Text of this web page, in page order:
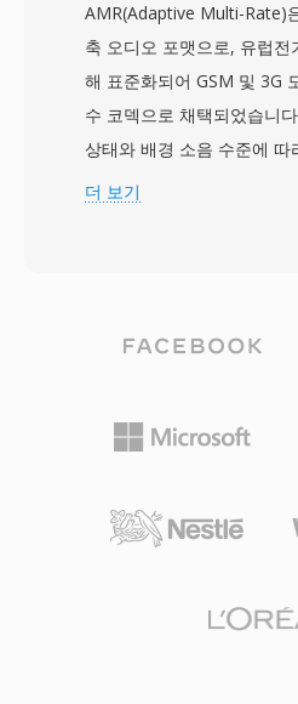
를 유지하는 데 도움이 됩
H.264/AVC, MPEG-2, VC-1
이 비디오 코덱과 Dolby
Master Audio, 무손실 서라
LPCM 등의 오디오 형식을
너는 고화질 영상 촬영을 위
스트림, 인터랙티브 메뉴 데
정적인 동기화 메커니즘과
화질 콘텐츠 아카이빙에 적
AMR(Adaptive Multi-Rate)
축 오디오 포맷으로, 유럽전
해 표준화되어 GSM 및 3G
수 코덱으로 채택되었습니
상태와 배경 소음 수준에 따
8가지 비트레이트 사이를 동
통화에 사용되는 가장 널리
kbps에서 1분의 AMR 오디
하여 대역폭이 제한된 네트
은 내장된 음성 활동 감지
적합하지 않지만, 열악한 네
더 보기